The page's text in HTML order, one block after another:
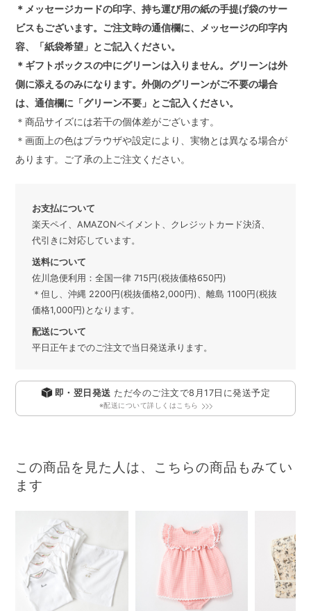
＊メッセージカードの印字、持ち運び用の紙の手提げ袋のサー
ビスもございます。ご注文時の通信欄に、メッセージの印字内
容、「紙袋希望」とご記入ください。
＊ギフトボックスの中にグリーンは入りません。グリーンは外
側に添えるのみになります。外側のグリーンがご不要の場合
は、通信欄に「グリーン不要」とご記入ください。
＊商品サイズには若干の個体差がございます。
＊画面上の色はブラウザや設定により、実物とは異なる場合が
あります。ご了承の上ご注文ください。
お支払について
楽天ペイ、AMAZONペイメント、クレジットカード決済、
代引きに対応しています。
送料について
佐川急便利用：全国一律 715円(税抜価格650円)
＊但し、沖縄 2200円(税抜価格2,000円)、離島 1100円(税抜
価格1,000円)となります。
配送について
平日正午までのご注文で当日発送承ります。
即・翌日発送 ただ今のご注文で8月17日 に発送予定
※配送について詳しくはこちら
この商品を見た人は、こちらの商品もみてい
ます